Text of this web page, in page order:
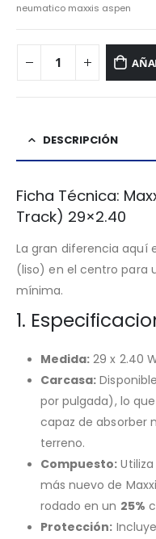
neumatico maxxis aspen
DESCRIPCIÓN
Ficha Técnica:
Track) 29×2.40
La gran diferencia aquí
(liso) en el centro para
mínima.
1.
Medida: 29 x 2.40
Carcasa:
por pulgada), lo
capaz de absorber
terreno.
Compuesto: Utiliza
más nuevo de
rodado en un 25%
Protección: Incluye